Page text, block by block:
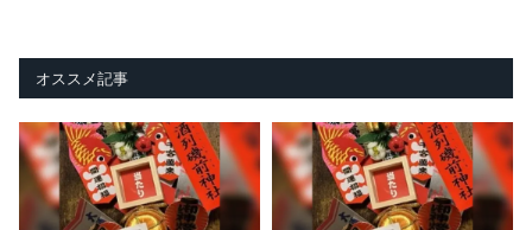
オススメ記事